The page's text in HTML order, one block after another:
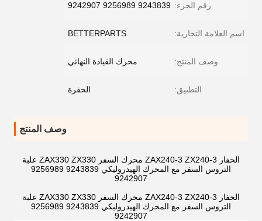
رقم الجزء: 9243839 9256989 9242907
اسم العلامة التجارية: BETTERPARTS
وصف المنتج: محرك القيادة النهائي
التطبيق: الحفرة
وصف المنتج
الحفار ZAX240-3 ZX240-3 محرك السفر ZAX330 ZX330 علبة
التروس السفر مع المحرك الهيدروليكي 9243839 9256989
9242907
الحفار ZAX240-3 ZX240-3 محرك السفر ZAX330 ZX330 علبة
التروس السفر مع المحرك الهيدروليكي 9243839 9256989
9242907